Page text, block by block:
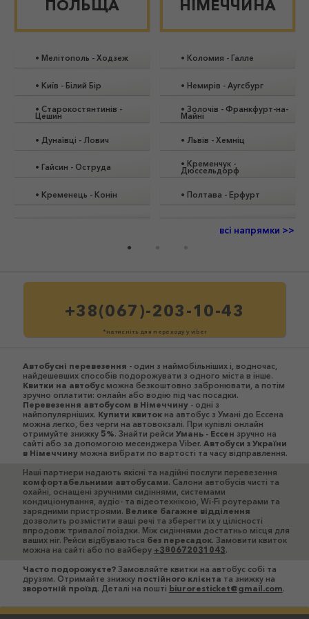
ПОЛЬЩА
• Мелітополь - Ходзеж
• Київ - Білий Бір
• Старокостянтинів -
Цешин
• Дунаївці - Лович
• Гайсин - Оструда
• Кременець - Конін
НІМЕЧЧИНА
• Коломия - Галле
• Немирів - Аугсбург
• Золочів - Франкфурт-на-
Майні
• Львів - Хемніц
• Кременчук-
Дюссельдорф
• Полтава - Ерфурт
всі напрямки >>
+38(067)-203-10-43
*натисніть для переходу у viber
Автобусні перевезення - один з наймобільніших і, водночас,
найдешевших способів подорожувати з одного міста в інше.
Квитки на автобусможна безкоштовно забронювати, а потім
зручно оплатити: онлайн або водію під час посадки.
Перевезення автобусом в Німеччину- одні з
найпопулярніших. Купити квитокна автобус з Умані до Ессена
можна легко, без черги на автовокзалі. При купівлі онлайн
отримуйте знижку 5%. Знайти рейси Умань - Ессен зручно на
сайті або за допомогою месенджера Viber. Автобуси з України
в Німеччинуможна вибрати по вартості та часу відправлення.
Наші партнери надають якісні та надійні послуги перевезення
комфортабельними автобусами. Салони автобусів чисті та
охайні, оснащені зручними сидіннями, системами
кондиціонування, аудіо- та відеотехнікою, Wi-Fi роутерами та
зарядними пристроями. Велике багажне відділення
дозволить розмістити ваші речі та зберегти їх у цілісності
впродовж тривалої поїздки. Між сидіннями достатньо місця для
ваших ніг. Рейси відбуваються без пересадок. Замовити квиток
можна на сайті або по вайберу +380672031043.
Часто подорожуєте?Замовляйте квитки на автобус собі та
друзям. Отримайте знижку постійного клієнта та знижку на
зворотній проїзд. Деталі на пошті biuroresticket@gmail.com.